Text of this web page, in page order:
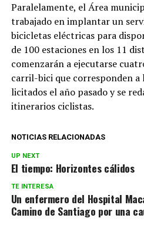
Paralelamente, el Área
trabajado en implantar un
bicicletas eléctricas para
de 100 estaciones en los 11
comenzarán a ejecutarse
carril-bici que corresponden a
licitados el año pasado y se
itinerarios ciclistas.
NOTICIAS RELACIONADAS
UP NEXT
El tiempo: Horizontes cálidos
TE INTERESA
Un enfermero del Hospital
Camino de Santiago por una